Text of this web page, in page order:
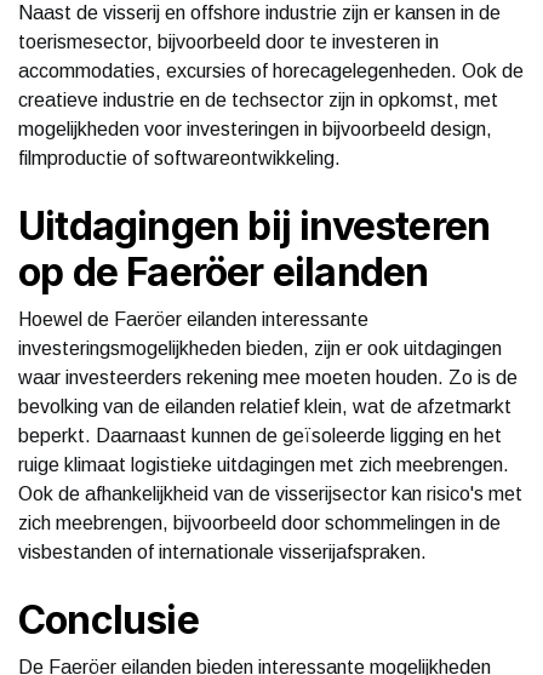
Naast de visserij en offshore industrie zijn er kansen in de
toerismesector, bijvoorbeeld door te investeren in
accommodaties, excursies of horecagelegenheden. Ook de
creatieve industrie en de techsector zijn in opkomst, met
mogelijkheden voor investeringen in bijvoorbeeld design,
filmproductie of softwareontwikkeling.
Uitdagingen bij investeren
op de Faeröer eilanden
Hoewel de Faeröer eilanden interessante
investeringsmogelijkheden bieden, zijn er ook uitdagingen
waar investeerders rekening mee moeten houden. Zo is de
bevolking van de eilanden relatief klein, wat de afzetmarkt
beperkt. Daarnaast kunnen de geïsoleerde ligging en het
ruige klimaat logistieke uitdagingen met zich meebrengen.
Ook de afhankelijkheid van de visserijsector kan risico's met
zich meebrengen, bijvoorbeeld door schommelingen in de
visbestanden of internationale visserijafspraken.
Conclusie
De Faeröer eilanden bieden interessante mogelijkheden